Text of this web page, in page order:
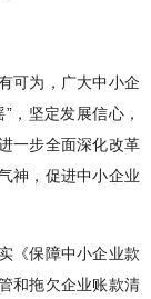
可为，广大中小企
，坚定发展信心，
一步全面深化改革
神，促进中小企业
《保障中小企业款
和拖欠企业账款清